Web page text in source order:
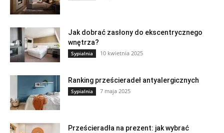
Jak dobrać zasłony do ekscentrycznego
wnętrza?
Sypialnia 10 kwietnia 2025
Ranking prześcieradeł antyalergicznych
Sypialnia 7 maja 2025
Prześcieradła na prezent: jak wybrać